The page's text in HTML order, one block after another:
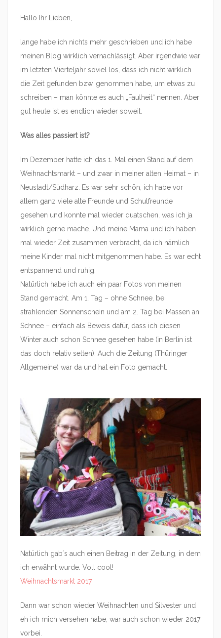
Hallo Ihr Lieben,
lange habe ich nichts mehr geschrieben und ich habe
meinen Blog wirklich vernachlässigt. Aber irgendwie war
im letzten Vierteljahr soviel los, dass ich nicht wirklich
die Zeit gefunden bzw. genommen habe, um etwas zu
schreiben – man könnte es auch „Faulheit“ nennen. Aber
gut heute ist es endlich wieder soweit.
Was alles passiert ist?
Im Dezember hatte ich das 1. Mal einen Stand auf dem
Weihnachtsmarkt – und zwar in meiner alten Heimat – in
Neustadt/Südharz. Es war sehr schön, ich habe vor
allem ganz viele alte Freunde und Schulfreunde
gesehen und konnte mal wieder quatschen, was ich ja
wirklich gerne mache. Und meine Mama und ich haben
mal wieder Zeit zusammen verbracht, da ich nämlich
meine Kinder mal nicht mitgenommen habe. Es war echt
entspannend und ruhig.
Natürlich habe ich auch ein paar Fotos von meinen
Stand gemacht. Am 1. Tag – ohne Schnee, bei
strahlenden Sonnenschein und am 2. Tag bei Massen an
Schnee – einfach als Beweis dafür, dass ich diesen
Winter auch schon Schnee gesehen habe (in Berlin ist
das doch relativ selten). Auch die Zeitung (Thüringer
Allgemeine) war da und hat ein Foto gemacht.
Natürlich gab´s auch einen Beitrag in der Zeitung, in dem
ich erwähnt wurde. Voll cool!
Weihnachtsmarkt 2017
Dann war schon wieder Weihnachten und Silvester und
eh ich mich versehen habe, war auch schon wieder 2017
vorbei.